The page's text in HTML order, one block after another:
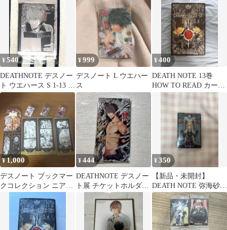
品
¥540
DEATHNOTE デスノー
ト ウエハース S 1-13 夜
神月 計画通り
¥999
デスノート L ウエハー
ス
¥400
DEATH NOTE 13巻
HOW TO READ カード
¥1,000
デスノート ブックマー
クコレクション ニアメ
¥444
DEATHNOTE デスノー
ト展 チケットホルダー
コレクション 夜神月
¥350
【新品・未開封】
DEATH NOTE 弥海砂
ウエハースカード